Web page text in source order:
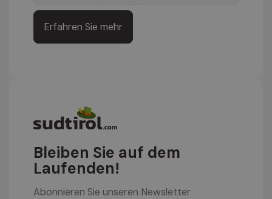
Erfahren Sie mehr
Bleiben Sie auf dem
Laufenden!
Abonnieren Sie unseren Newsletter